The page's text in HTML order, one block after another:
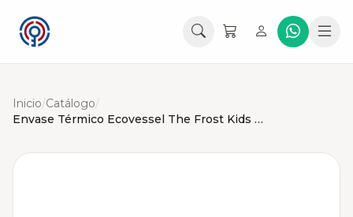
Inicio/Catálogo/
Envase Térmico Ecovessel The Frost Kids 355 mL